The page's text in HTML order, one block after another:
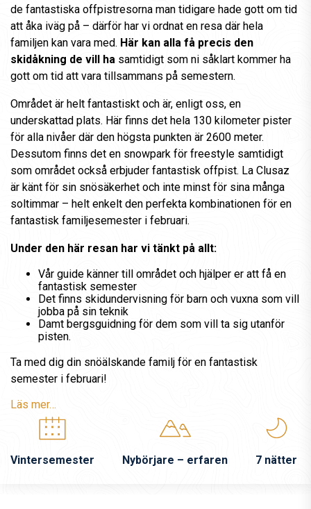
de fantastiska offpistresorna man tidigare hade gott om tid
att åka iväg på – därför har vi ordnat en resa där hela
familjen kan vara med. Här kan alla få precis den
skidåkning de vill ha samtidigt som ni såklart kommer ha
gott om tid att vara tillsammans på semestern.
Området är helt fantastiskt och är, enligt oss, en
underskattad plats. Här finns det hela 130 kilometer pister
för alla nivåer där den högsta punkten är 2600 meter.
Dessutom finns det en snowpark för freestyle samtidigt
som området också erbjuder fantastisk offpist. La Clusaz
är känt för sin snösäkerhet och inte minst för sina många
soltimmar – helt enkelt den perfekta kombinationen för en
fantastisk familjesemester i februari.
Under den här resan har vi tänkt på allt:
Vår guide känner till området och hjälper er att få en
fantastisk semester
Det finns skidundervisning för barn och vuxna som vill
jobba på sin teknik
Damt bergsguidning för dem som vill ta sig utanför
pisten.
Ta med dig din snöälskande familj för en fantastisk
semester i februari!
Läs mer…
Vintersemester Nybörjare – erfaren 7 nätter